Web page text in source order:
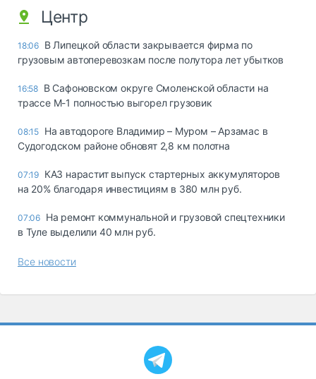
Центр
18:06 В Липецкой области закрывается фирма по
грузовым автоперевозкам после полутора лет убытков
16:58 В Сафоновском округе Смоленской области на
трассе М-1 полностью выгорел грузовик
08:15 На автодороге Владимир – Муром – Арзамас в
Судогодском районе обновят 2,8 км полотна
07:19 КАЗ нарастит выпуск стартерных аккумуляторов
на 20% благодаря инвестициям в 380 млн руб.
07:06 На ремонт коммунальной и грузовой спецтехники
в Туле выделили 40 млн руб.
Все новости